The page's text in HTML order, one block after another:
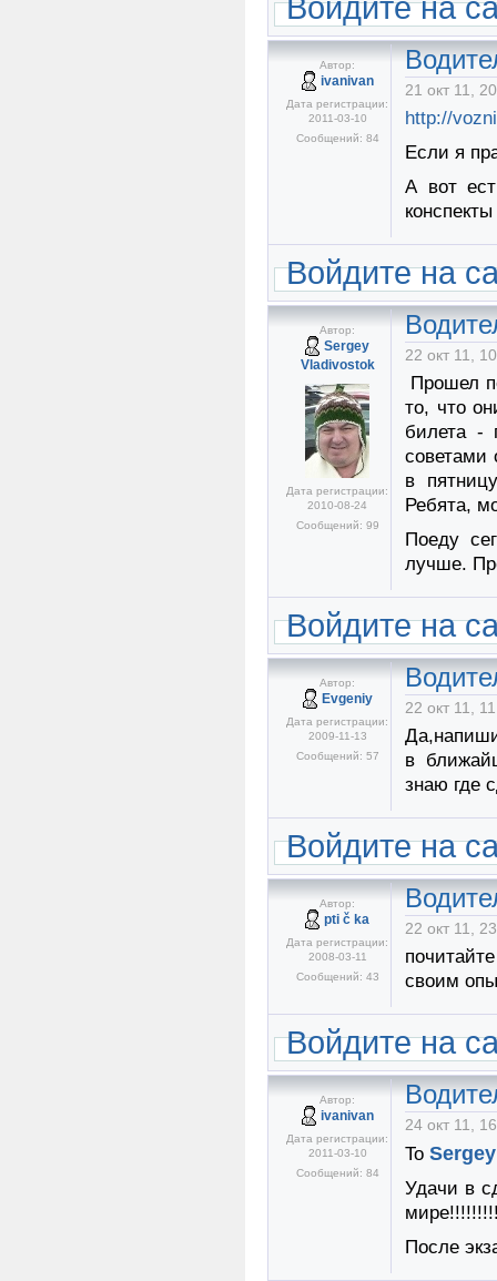
Войдите на
Автор:
ivanivan
Дата регистрации:
2011-03-10
Сообщений: 84
21 окт 11,
http://
Если я
А вот
Войдите на
Автор:
Sergey
Vladivostok
Дата регистрации:
2010-08-24
Сообщений: 99
22 окт 11,
Прошел
то, что
билета -
советами
в
Ребята,
Поеду
лучше.
Войдите на
Автор:
Evgeniy
Дата регистрации:
2009-11-13
Сообщений: 57
22 окт 11,
в
знаю где
Войдите на
Автор:
pti č ka
Дата регистрации:
2008-03-11
Сообщений: 43
22 окт 11,
своим
Войдите на
Автор:
ivanivan
Дата регистрации:
2011-03-10
Сообщений: 84
24 окт 11,
To
Удачи в
После